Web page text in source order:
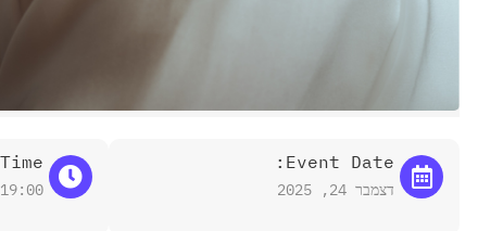
Event Date:
דצמבר 24, 2025 19:00